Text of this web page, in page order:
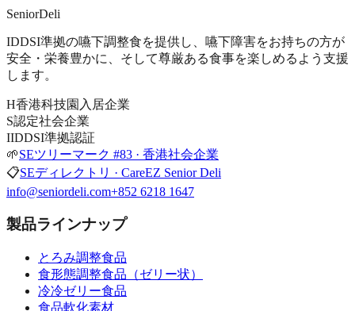
SeniorDeli
IDDSI準拠の嚥下調整食を提供し、嚥下障害をお持ちの方が
安全・栄養豊かに、そして尊厳ある食事を楽しめるよう支援
します。
H香港科技園入居企業
S認定社会企業
IIDDSI準拠認証
🌱SEツリーマーク #83 · 香港社会企業
📋SEディレクトリ · CareEZ Senior Deli
info@seniordeli.com+852 6218 1647
製品ラインナップ
とろみ調整食品
食形態調整食品（ゼリー状）
冷冷ゼリー食品
食品軟化素材